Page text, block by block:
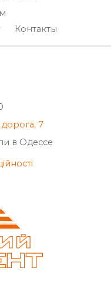
Контакты
7
в Одессе